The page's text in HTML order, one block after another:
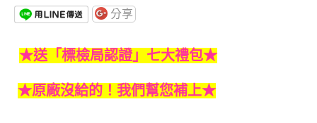
分享
★送「標檢局認證」七大禮包★
★原廠沒給的！我們幫您補上★